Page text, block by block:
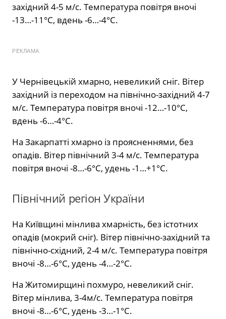
західний 4-5 м/с. Температура повітря вночі
-13…-11°С, вдень -6…-4°С.
РЕКЛАМА
У Чернівецькій хмарно, невеликий сніг. Вітер
західний із переходом на північно-західний 4-7
м/с. Температура повітря вночі -12…-10°С,
вдень -6…-4°С.
На Закарпатті хмарно із проясненнями, без
опадів. Вітер північний 3-4 м/с. Температура
повітря вночі -8…-6°С, удень -1…+1°С.
Північний регіон України
На Київщині мінлива хмарність, без істотних
опадів (мокрий сніг). Вітер північно-західний та
північно-східний, 2-4 м/с. Температура повітря
вночі -8…-6°С, удень -4…-2°С.
На Житомирщині похмуро, невеликий сніг.
Вітер мінлива, 3-4м/с. Температура повітря
вночі -8…-6°С, удень -3…-1°С.